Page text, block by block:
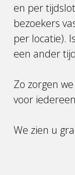
en per
bezoekers
per locatie).
een ander
Zo zorgen
voor
We zien u